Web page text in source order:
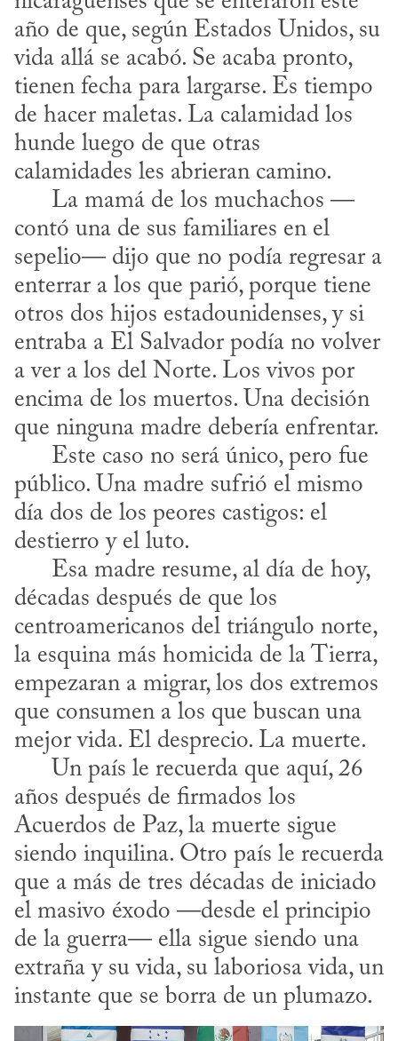
año de que, según Estados Unidos, su
vida allá se acabó. Se acaba pronto,
tienen fecha para largarse. Es tiempo
de hacer maletas. La calamidad los
hunde luego de que otras
calamidades les abrieran camino.
contó una de sus familiares en el
sepelio— dijo que no podía regresar a
enterrar a los que parió, porque tiene
otros dos hijos estadounidenses, y si
entraba a El Salvador podía no volver
a ver a los del Norte. Los vivos por
encima de los muertos. Una decisión
que ninguna madre debería enfrentar.
público. Una madre sufrió el mismo
día dos de los peores castigos: el
destierro y el luto.
décadas después de que los
centroamericanos del triángulo norte,
la esquina más homicida de la Tierra,
empezaran a migrar, los dos extremos
que consumen a los que buscan una
mejor vida. El desprecio. La muerte.
años después de firmados los
Acuerdos de Paz, la muerte sigue
siendo inquilina. Otro país le recuerda
que a más de tres décadas de iniciado
el masivo éxodo —desde el principio
de la guerra— ella sigue siendo una
extraña y su vida, su laboriosa vida, un
instante que se borra de un plumazo.